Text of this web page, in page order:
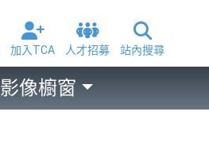
加入TCA 人才招募 站內搜尋
影像櫥窗